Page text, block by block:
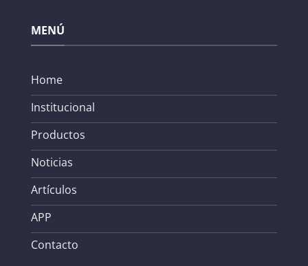
MENÚ
Home
Institucional
Productos
Noticias
Artículos
APP
Contacto